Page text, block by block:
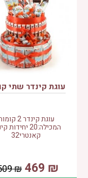
עוגת קינדר שתי
עוגת קינדר 2
המכילה:20
קאנטרי32
₪
469
₪